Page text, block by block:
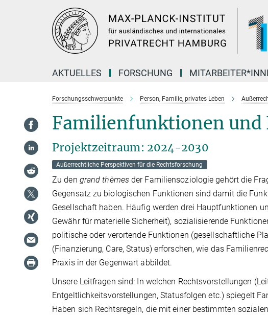
AKTUELLES FORSCHUNG
Forschungsschwerpunkte Person, Familie, privates Leben
Familienfunktionen und
Projektzeitraum: 2024-2030
Außerrechtliche Perspektiven für die Rechtsforschung
Zu den grand thèmes der Familiensoziologie gehört die
Gegensatz zu biologischen Funktionen sind damit die
Gesellschaft haben. Häufig werden drei Hauptfunktionen
Gewähr für materielle Sicherheit), sozialisierende
politische oder verortende Funktionen (gesellschaftliche
(Finanzierung, Care, Status) erforschen, wie das Familien
Praxis in der Gegenwart abbildet.
Unsere Leitfragen sind: In welchen Rechtsvorstellungen
Entgeltlichkeitsvorstellungen, Statusfolgen etc.) spiegelt
Haben sich Rechtsregeln, die mit einer bestimmten